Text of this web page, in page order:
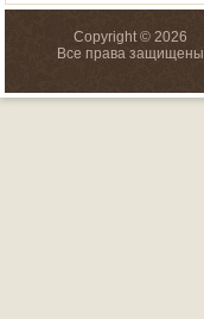
Copyright © 2026
Все права защищены